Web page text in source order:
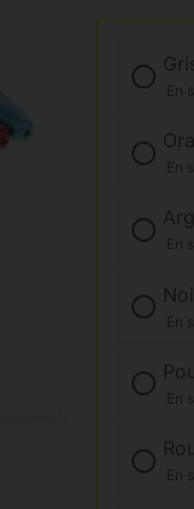
En
En
En
Noir
En
En
En